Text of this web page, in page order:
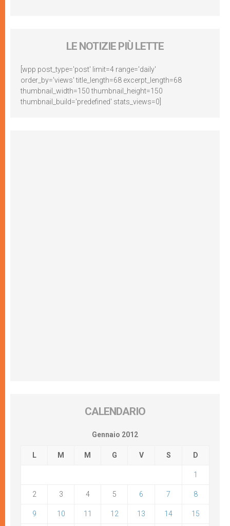
LE NOTIZIE PIÙ LETTE
[wpp post_type='post' limit=4 range='daily'
order_by='views' title_length=68 excerpt_length=68
thumbnail_width=150 thumbnail_height=150
thumbnail_build='predefined' stats_views=0]
CALENDARIO
Gennaio 2012
L M M G V S D
1
2 3 4 5 6 7 8
9 10 11 12 13 14 15